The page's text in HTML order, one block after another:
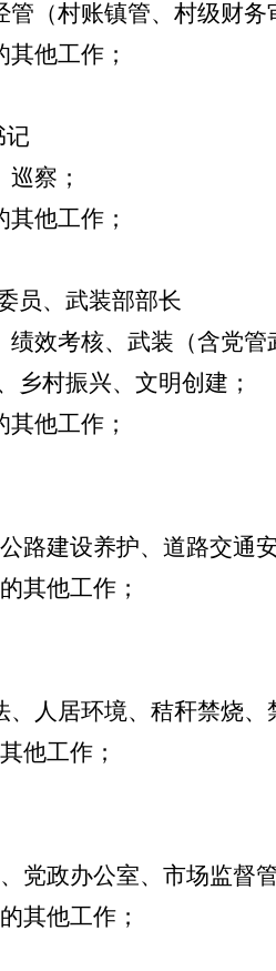
管 （村账镇管、村级财务
工作；
记
察；
工作；
员、武装部部长
核、武装（含党管武
乡村振兴、文明创建 ；
工作；
养护、道路交通安全
他工作；
环境、秸秆禁烧、禁
工作；
政办公室、 市场监督
他工作；